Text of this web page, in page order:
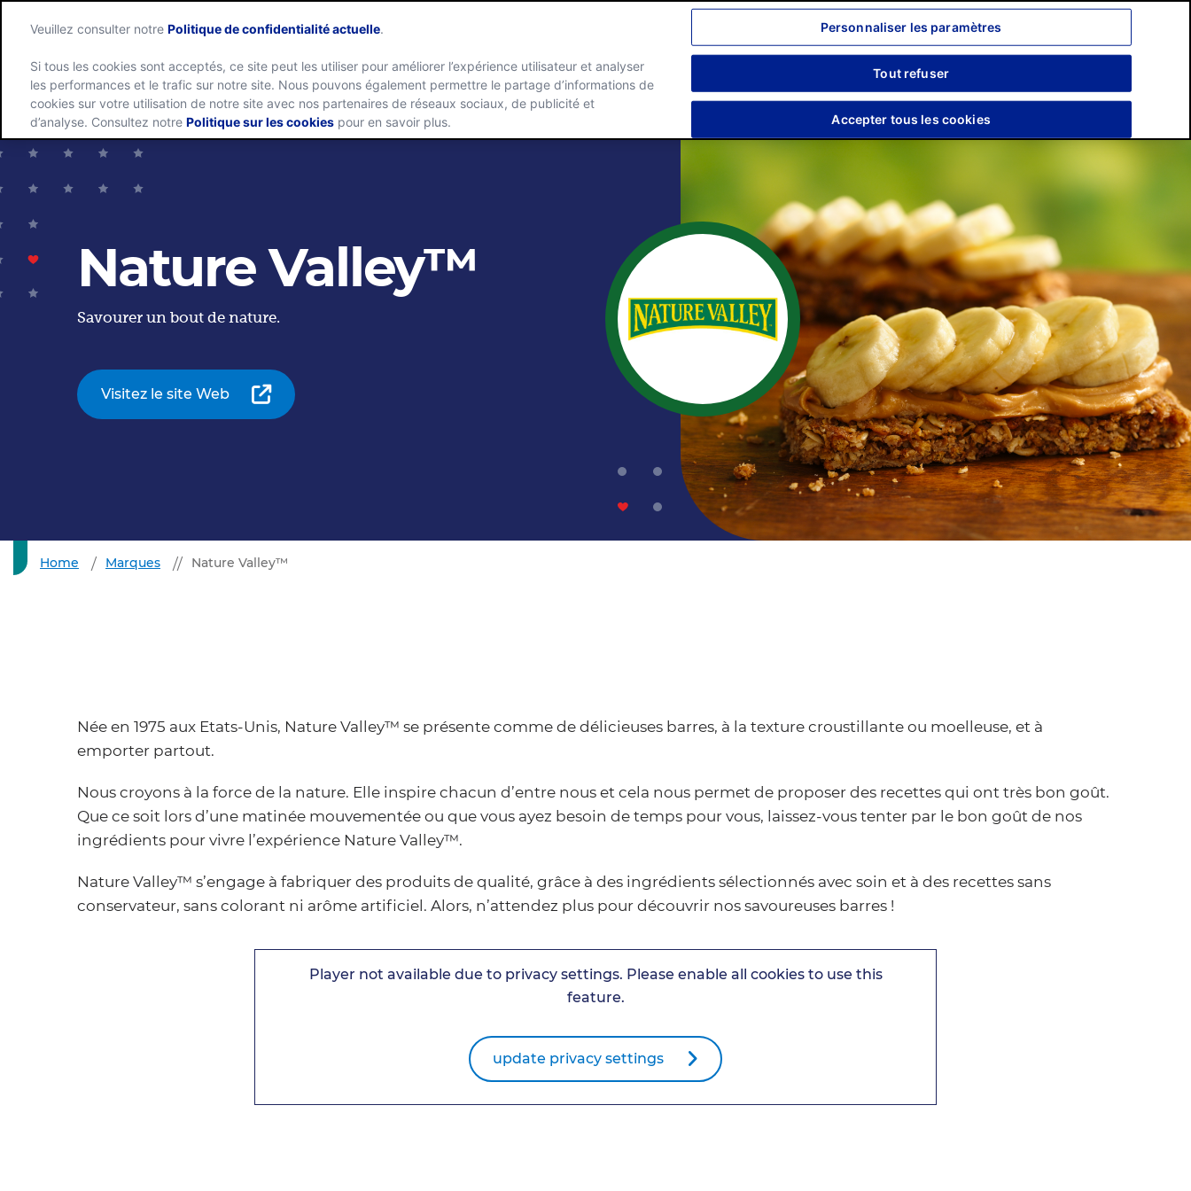
Recherche
Groupe Marques Carrieres Engagements Presse
Nature Valley™
Savourer un bout de nature.
Visitez le site Web
Home Marques Nature Valley™
Née en 1975 aux Etats-Unis, Nature Valley™ se présente comme de délicieuses barres, à la texture croustillante ou moelleuse, et à
emporter partout.
Nous croyons à la force de la nature. Elle inspire chacun d’entre nous et cela nous permet de proposer des recettes qui ont très bon goût.
Que ce soit lors d’une matinée mouvementée ou que vous ayez besoin de temps pour vous, laissez-vous tenter par le bon goût de nos
ingrédients pour vivre l’expérience Nature Valley™.
Nature Valley™ s’engage à fabriquer des produits de qualité, grâce à des ingrédients sélectionnés avec soin et à des recettes sans
conservateur, sans colorant ni arôme artificiel. Alors, n’attendez plus pour découvrir nos savoureuses barres !
Player not available due to privacy settings. Please enable all cookies to use this
feature.
update privacy settings
Veuillez consulter notrePolitique de confidentialité actuelle.
Si tous les cookies sont acceptés, ce site peut les utiliser pour améliorer l’expérience utilisateur et analyser
les performances et le trafic sur notre site. Nous pouvons également permettre le partage d’informations de
cookies sur votre utilisation de notre site avec nos partenaires de réseaux sociaux, de publicité et
d’analyse. Consultez notrePolitique sur les cookies pour en savoir plus.
Personnaliser les paramètres
Tout refuser
Accepter tous les cookies